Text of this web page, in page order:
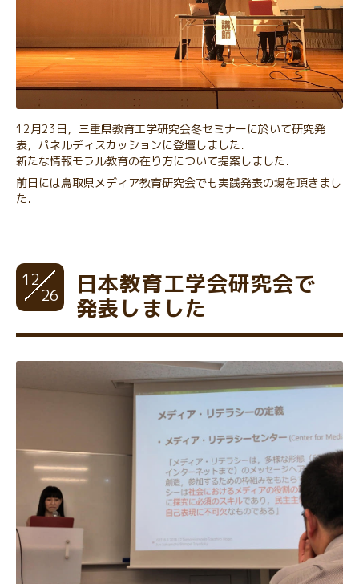
12月23日，三重県教育工学研究会冬セミナーに於いて研究発
表，パネルディスカッションに登壇しました．
新たな情報モラル教育の在り方について提案しました．
前日には鳥取県メディア教育研究会でも実践発表の場を頂きまし
た．
12
26
日本教育工学会研究会で
発表しました